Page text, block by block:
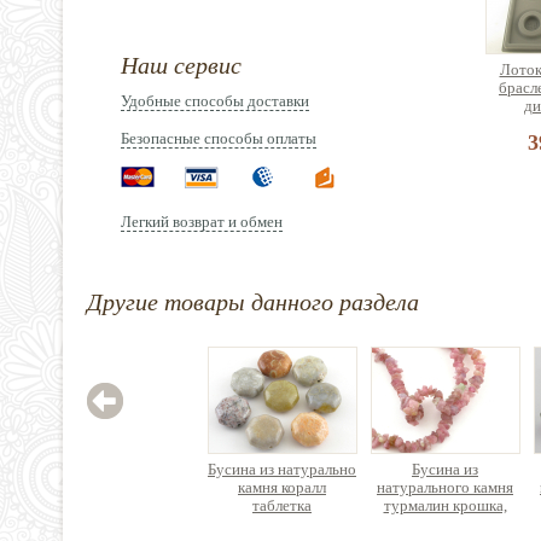
Наш сервис
Удобные способы доставки
Безопасные способы оплаты
Легкий возврат и обмен
Другие товары данного раздела
Бусина из натурально
камня коралл
таблетка
Бусина из
натурального камня
турмалин крошка,